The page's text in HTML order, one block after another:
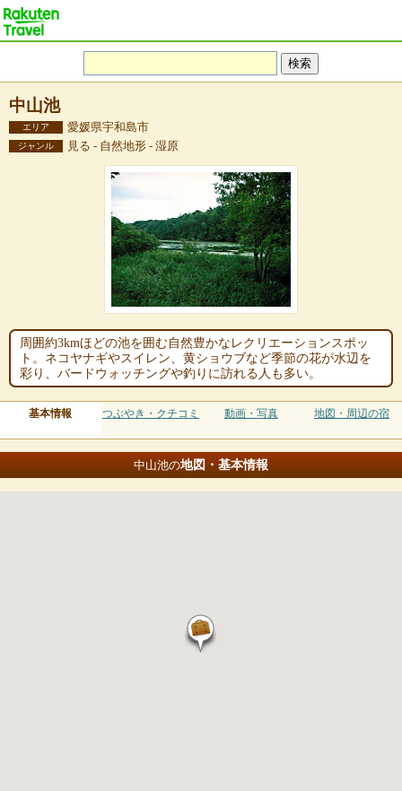
中山池
エリア 愛媛県宇和島市
ジャンル 見る - 自然地形 - 湿原
周囲約3kmほどの池を囲む自然豊かなレクリエーションスポッ
ト。ネコヤナギやスイレン、黄ショウブなど季節の花が水辺を
彩り、バードウォッチングや釣りに訪れる人も多い。
基本情報 つぶやき・クチコミ 動画・写真 地図・周辺の宿
中山池の地図・基本情報